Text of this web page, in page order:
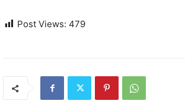
Post Views: 479